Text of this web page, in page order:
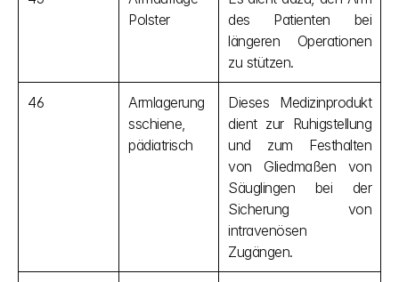
Polster
des Patienten bei
längeren Operationen
zu stützen.
46
Armlagerung
sschiene,
pädiatrisch
Dieses Medizinprodukt
dient zur Ruhigstellung
und zum Festhalten
von Gliedmaßen von
Säuglingen bei der
Sicherung von
intravenösen
Zugängen.